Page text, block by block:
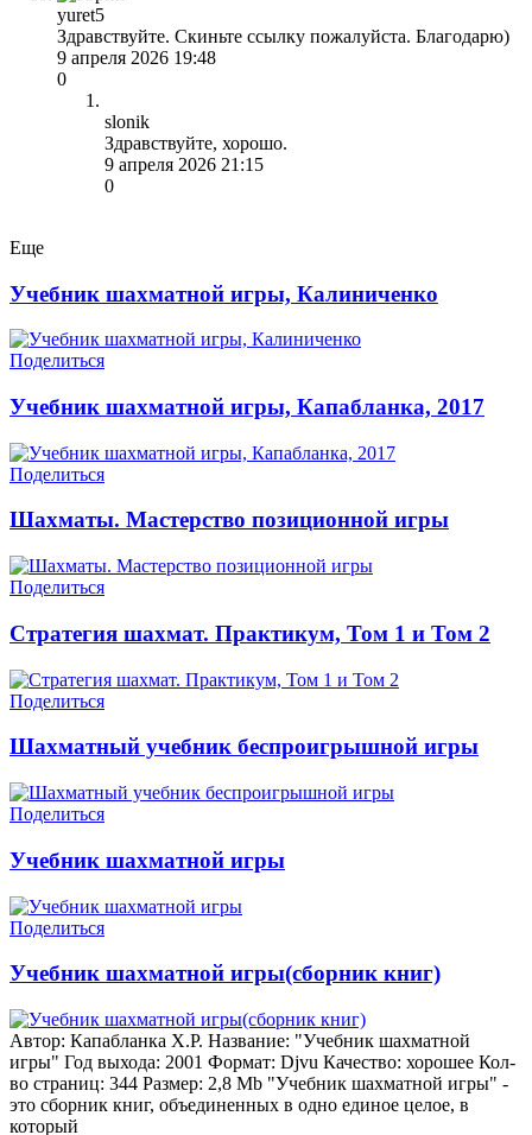
yuret5
Здравствуйте. Скиньте ссылку пожалуйста. Благодарю)
9 апреля 2026 19:48
0
slonik
Здравствуйте, хорошо.
9 апреля 2026 21:15
0
Еще
Учебник шахматной игры, Калиниченко
Поделиться
Учебник шахматной игры, Капабланка, 2017
Поделиться
Шахматы. Мастерство позиционной игры
Поделиться
Стратегия шахмат. Практикум, Том 1 и Том 2
Поделиться
Шахматный учебник беспроигрышной игры
Поделиться
Учебник шахматной игры
Поделиться
Учебник шахматной игры(сборник книг)
Автор: Капабланка Х.Р. Название: "Учебник шахматной
игры" Год выхода: 2001 Формат: Djvu Качество: хорошее Кол-
во страниц: 344 Размер: 2,8 Mb "Учебник шахматной игры" -
это сборник книг, объединенных в одно единое целое, в
который